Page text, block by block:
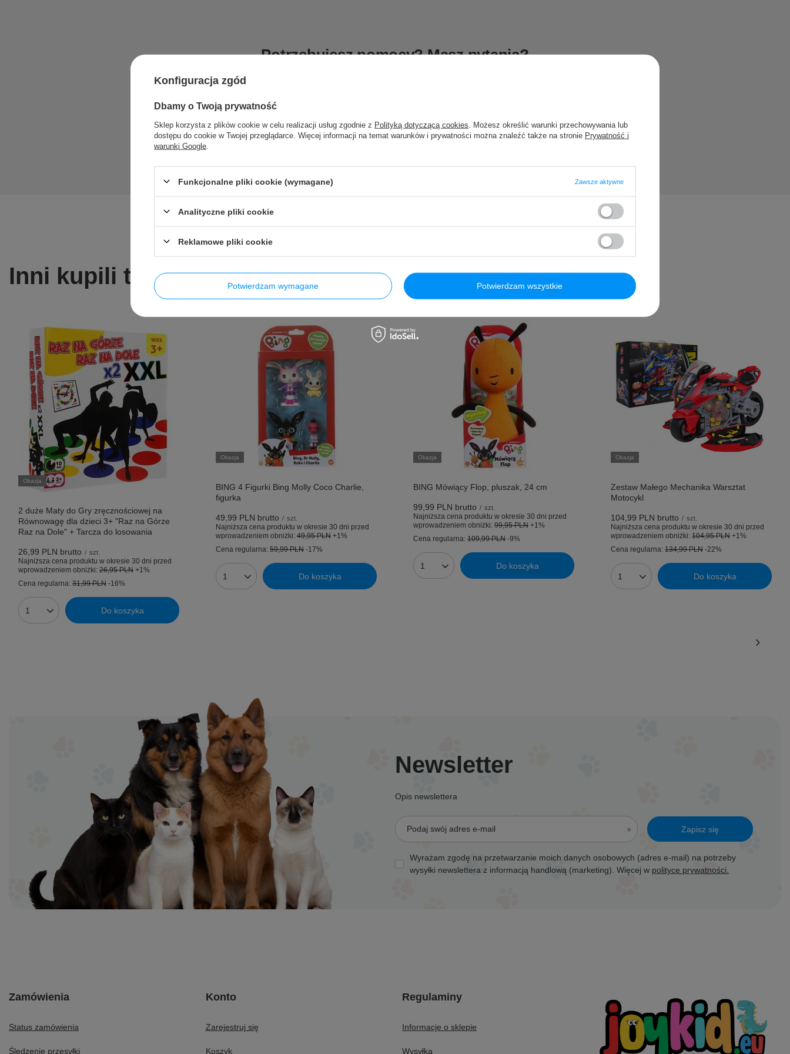
Potrzebujesz pomocy? Masz pytania?
Zadaj pytanie a my odpowiemy niezwłocznie, najciekawsze pytania i odpowiedzi publikując dla
Zadaj pytanie
Inni kupili także ...
Okazja
2 duże Maty do Gry zręcznościowej na
Równowagę dla dzieci 3+ "Raz na Górze
Raz na Dole" + Tarcza do losowania
26,99 PLN brutto / szt.
Najniższa cena produktu w okresie 30 dni przed
wprowadzeniem obniżki: 26,95 PLN +1%
Cena regularna: 31,99 PLN -16%
Ilość produktów Do koszyka
Okazja
BING 4 Figurki Bing Molly Coco Charlie,
figurka
49,99 PLN brutto / szt.
Najniższa cena produktu w okresie 30 dni przed
wprowadzeniem obniżki: 49,95 PLN +1%
Cena regularna: 59,99 PLN -17%
Ilość produktów Do koszyka
Okazja
BING Mówiący Flop, pluszak, 24 cm
99,99 PLN brutto / szt.
Najniższa cena produktu w okresie 30 dni przed
wprowadzeniem obniżki: 99,95 PLN +1%
Cena regularna: 109,99 PLN -9%
Ilość produktów Do koszyka
Okazja
Zestaw Małego Mechanika Warsztat
Motocykl
104,99 PLN brutto / szt.
Najniższa cena produktu w okresie 30 dni przed
wprowadzeniem obniżki: 104,95 PLN +1%
Cena regularna: 134,99 PLN -22%
Ilość produktów Do koszyka
Newsletter
Opis newslettera
Podaj swój adres e-mail
Wyrażam zgodę na przetwarzanie moich danych osobowych (adres e-mail) na potrzeby
wysyłki newslettera z informacją handlową (marketing). Więcej w polityce prywatności.
Zapisz się
Zamówienia
Status zamówienia
Śledzenie przesyłki
Konto
Zarejestruj się
Koszyk
Regulaminy
Informacje o sklepie
Wysyłka
Konfiguracja zgód
Dbamy o Twoją prywatność
Sklep korzysta z plików cookie w celu realizacji usług zgodnie z Polityką dotyczącą cookies . Możesz określić warunki przechowywania lub
dostępu do cookie w Twojej przeglądarce. Więcej informacji na temat warunków i prywatności można znaleźć także na stronie Prywatność i
warunki Google
Funkcjonalne pliki cookie (wymagane) Zawsze aktywne
Analityczne pliki cookie
Reklamowe pliki cookie
Potwierdzam wymagane Potwierdzam wszystkie